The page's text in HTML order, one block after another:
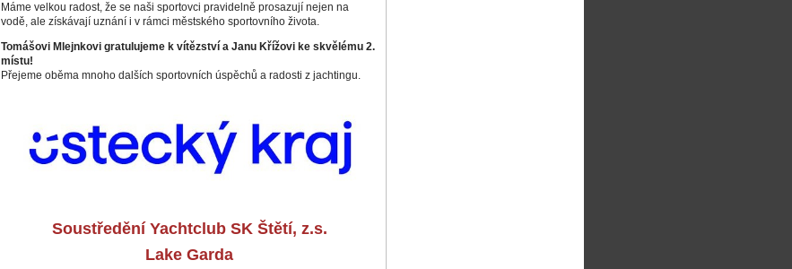
Máme velkou radost, že se naši sportovci pravidelně prosazují nejen na
vodě, ale získávají uznání i v rámci městského sportovního života.
Tomášovi Mlejnkovi gratulujeme k vítězství a Janu Křížovi ke skvělému 2.
místu!
Přejeme oběma mnoho dalších sportovních úspěchů a radosti z jachtingu.
Soustředění Yachtclub SK Štětí, z.s.
Lake Garda